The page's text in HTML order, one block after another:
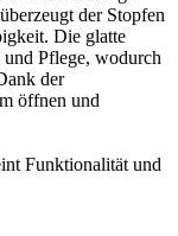
der Stopfen
Die glatte
Pflege, wodurch
der
öffnen und
Funktionalität und